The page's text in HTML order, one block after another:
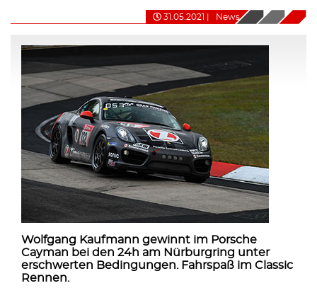
31.05.2021 News
Wolfgang Kaufmann gewinnt im Porsche
Cayman bei den 24h am Nürburgring unter
erschwerten Bedingungen. Fahrspaß im Classic
Rennen.